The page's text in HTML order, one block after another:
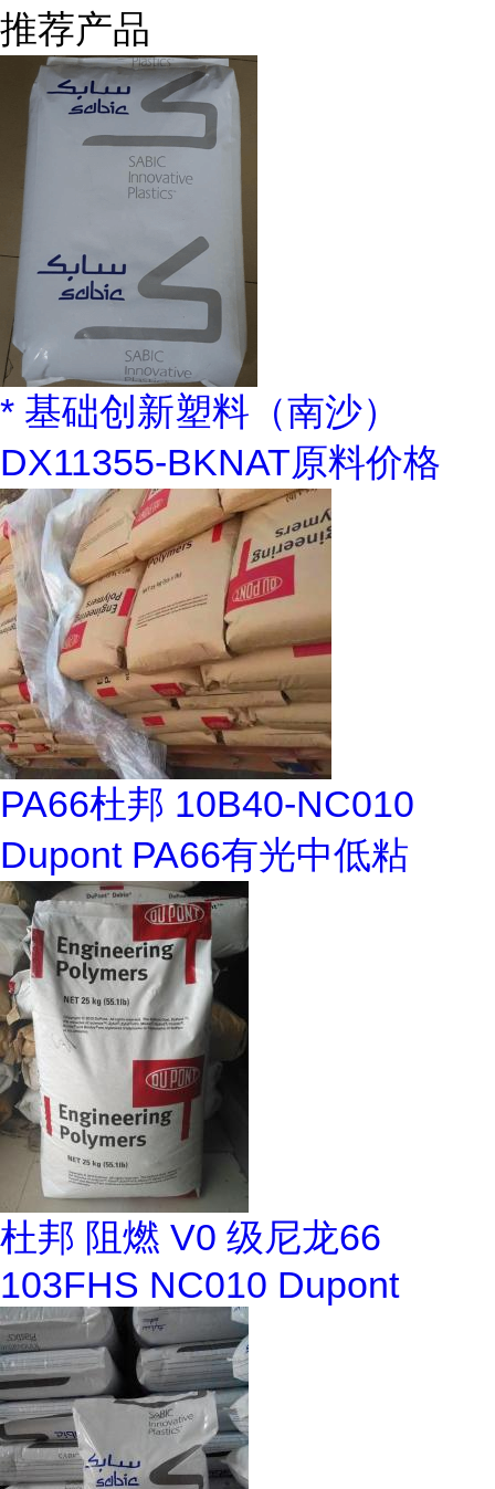
推荐产品
* 基础创新塑料（南沙）
DX11355-BKNAT原料价格
PA66杜邦 10B40-NC010
Dupont PA66有光中低粘
杜邦 阻燃 V0 级尼龙66
103FHS NC010 Dupont